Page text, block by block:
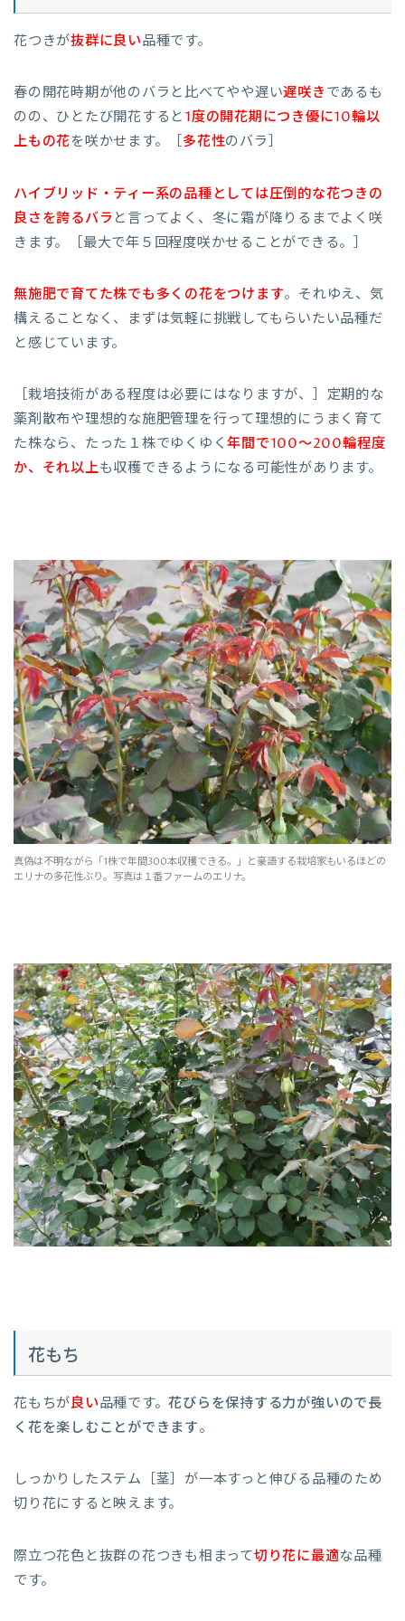
花つきが抜群に良い品種です。
春の開花時期が他のバラと比べてやや遅い遅咲きであるも
のの、ひとたび開花すると1度の開花期につき優に10輪以
上もの花を咲かせます。［多花性のバラ］
ハイブリッド・ティー系の品種としては圧倒的な花つきの
良さを誇るバラ と言ってよく、冬に霜が降りるまでよく咲
きます。［最大で年５回程度咲かせることができる。］
無施肥で育てた株でも多くの花をつけます。それゆえ、気
構えることなく、まずは気軽に挑戦してもらいたい品種だ
と感じています。
［栽培技術がある程度は必要にはなりますが、］定期的な
薬剤散布や理想的な施肥管理を行って理想的にうまく育て
た株なら、たった１株でゆくゆく年間で100～200輪程度
か、それ以上も収穫できるようになる可能性があります。
真偽は不明ながら「1株で年間300本収穫できる。」と豪語する栽培家もいるほどの
エリナの多花性ぶり。写真は１番ファームのエリナ。
花もち
花もちが良い品種です。花びらを保持する力が強いので長
く花を楽しむことができます。
しっかりしたステム［茎］が一本すっと伸びる品種のため
切り花にすると映えます。
際立つ花色と抜群の花つきも相まって切り花に最適な品種
です。